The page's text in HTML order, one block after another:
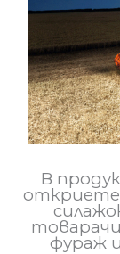
В
откриете
фураж